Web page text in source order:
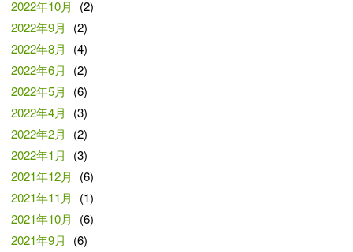
2022年10月
(2)
2022年9月
(2)
2022年8月
(4)
2022年6月
(2)
2022年5月
(6)
2022年4月
(3)
2022年2月
(2)
2022年1月
(3)
2021年12月
(6)
2021年11月
(1)
2021年10月
(6)
2021年9月
(6)